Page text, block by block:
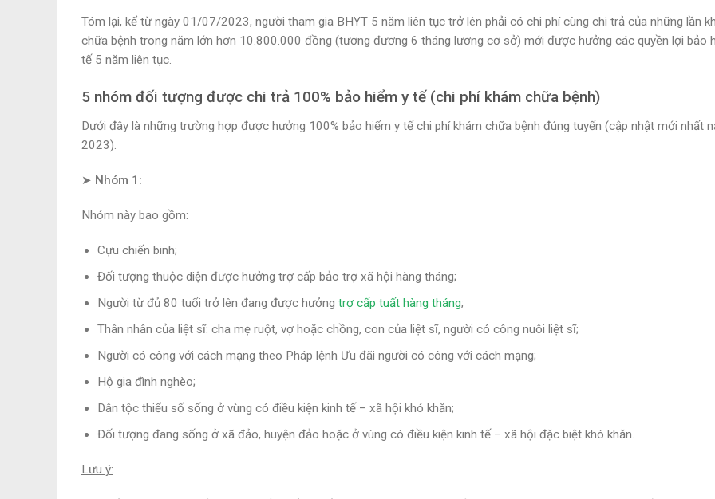
Tóm lại, kể từ ngày 01/07/2023, người tham gia BHYT 5 năm liên tục trở lên phải có chi phí cùng chi trả của những lần
chữa bệnh trong năm lớn hơn 10.800.000 đồng (tương đương 6 tháng lương cơ sở) mới được hưởng các quyền lợi bảo
tế 5 năm liên tục.
5 nhóm đối tượng được chi trả 100% bảo hiểm y tế (chi phí khám chữa bệnh)
Dưới đây là những trường hợp được hưởng 100% bảo hiểm y tế chi phí khám chữa bệnh đúng tuyến (cập nhật mới nhất
2023).
➤ Nhóm 1:
Nhóm này bao gồm:
Cựu chiến binh;
Đối tượng thuộc diện được hưởng trợ cấp bảo trợ xã hội hàng tháng;
Người từ đủ 80 tuổi trở lên đang được hưởng trợ cấp tuất hàng tháng;
Thân nhân của liệt sĩ: cha mẹ ruột, vợ hoặc chồng, con của liệt sĩ, người có công nuôi liệt sĩ;
Người có công với cách mạng theo Pháp lệnh Ưu đãi người có công với cách mạng;
Hộ gia đình nghèo;
Dân tộc thiểu số sống ở vùng có điều kiện kinh tế – xã hội khó khăn;
Đối tượng đang sống ở xã đảo, huyện đảo hoặc ở vùng có điều kiện kinh tế – xã hội đặc biệt khó khăn.
Lưu ý: